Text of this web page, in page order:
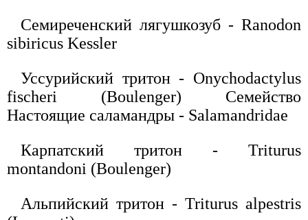
Семиреченский лягушкозуб - Ranodon
sibiricus Kessler
Уссурийский тритон - Onychodactylus
fischeri (Boulenger) Семейство
Настоящие саламандры - Salamandridae
Карпатский тритон - Triturus
montandoni (Boulenger)
Альпийский тритон - Triturus alpestris